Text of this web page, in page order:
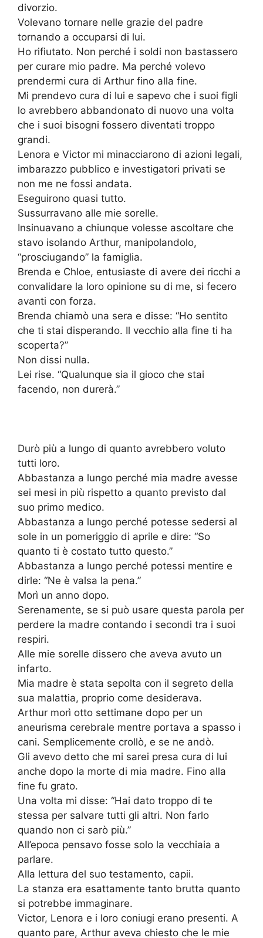
divorzio.
Volevano tornare nelle grazie del padre
tornando a occuparsi di lui.
Ho rifiutato. Non perché i soldi non bastassero
per curare mio padre. Ma perché volevo
prendermi cura di Arthur fino alla fine.
Mi prendevo cura di lui e sapevo che i suoi figli
lo avrebbero abbandonato di nuovo una volta
che i suoi bisogni fossero diventati troppo
grandi.
Lenora e Victor mi minacciarono di azioni legali,
imbarazzo pubblico e investigatori privati se
non me ne fossi andata.
Eseguirono quasi tutto.
Sussurravano alle mie sorelle.
Insinuavano a chiunque volesse ascoltare che
stavo isolando Arthur, manipolandolo,
“prosciugando” la famiglia.
Brenda e Chloe, entusiaste di avere dei ricchi a
convalidare la loro opinione su di me, si fecero
avanti con forza.
Brenda chiamò una sera e disse: “Ho sentito
che ti stai disperando. Il vecchio alla fine ti ha
scoperta?”
Non dissi nulla.
Lei rise. “Qualunque sia il gioco che stai
facendo, non durerà.”
Durò più a lungo di quanto avrebbero voluto
tutti loro.
Abbastanza a lungo perché mia madre avesse
sei mesi in più rispetto a quanto previsto dal
suo primo medico.
Abbastanza a lungo perché potesse sedersi al
sole in un pomeriggio di aprile e dire: “So
quanto ti è costato tutto questo.”
Abbastanza a lungo perché potessi mentire e
dirle: “Ne è valsa la pena.”
Morì un anno dopo.
Serenamente, se si può usare questa parola per
perdere la madre contando i secondi tra i suoi
respiri.
Alle mie sorelle dissero che aveva avuto un
infarto.
Mia madre è stata sepolta con il segreto della
sua malattia, proprio come desiderava.
Arthur morì otto settimane dopo per un
aneurisma cerebrale mentre portava a spasso i
cani. Semplicemente crollò, e se ne andò.
Gli avevo detto che mi sarei presa cura di lui
anche dopo la morte di mia madre. Fino alla
fine fu grato.
Una volta mi disse: “Hai dato troppo di te
stessa per salvare tutti gli altri. Non farlo
quando non ci sarò più.”
All’epoca pensavo fosse solo la vecchiaia a
parlare.
Alla lettura del suo testamento, capii.
La stanza era esattamente tanto brutta quanto
si potrebbe immaginare.
Victor, Lenora e i loro coniugi erano presenti. A
quanto pare, Arthur aveva chiesto che le mie